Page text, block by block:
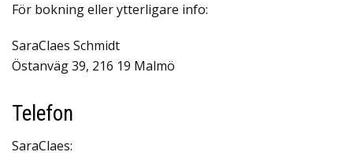
För bokning eller ytterligare info:
SaraClaes Schmidt
Östanväg 39, 216 19 Malmö
Telefon
SaraClaes: